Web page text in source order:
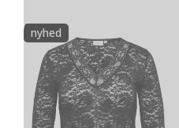
CarNikka
-
Blonde
Top
Noos
nyhed